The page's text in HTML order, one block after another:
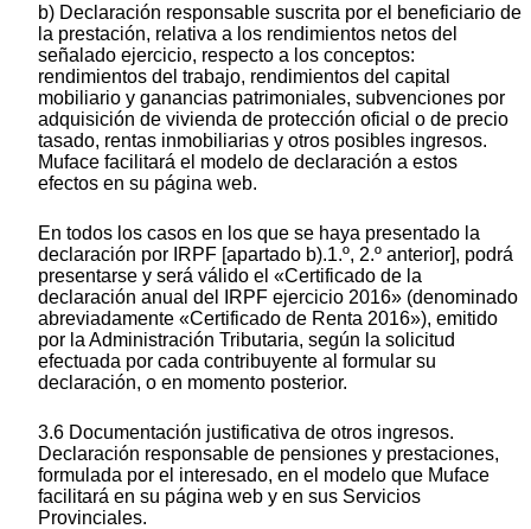
b) Declaración responsable suscrita por el beneficiario de
la prestación, relativa a los rendimientos netos del
señalado ejercicio, respecto a los conceptos:
rendimientos del trabajo, rendimientos del capital
mobiliario y ganancias patrimoniales, subvenciones por
adquisición de vivienda de protección oficial o de precio
tasado, rentas inmobiliarias y otros posibles ingresos.
Muface facilitará el modelo de declaración a estos
efectos en su página web.
En todos los casos en los que se haya presentado la
declaración por IRPF [apartado b).1.º, 2.º anterior], podrá
presentarse y será válido el «Certificado de la
declaración anual del IRPF ejercicio 2016» (denominado
abreviadamente «Certificado de Renta 2016»), emitido
por la Administración Tributaria, según la solicitud
efectuada por cada contribuyente al formular su
declaración, o en momento posterior.
3.6 Documentación justificativa de otros ingresos.
Declaración responsable de pensiones y prestaciones,
formulada por el interesado, en el modelo que Muface
facilitará en su página web y en sus Servicios
Provinciales.